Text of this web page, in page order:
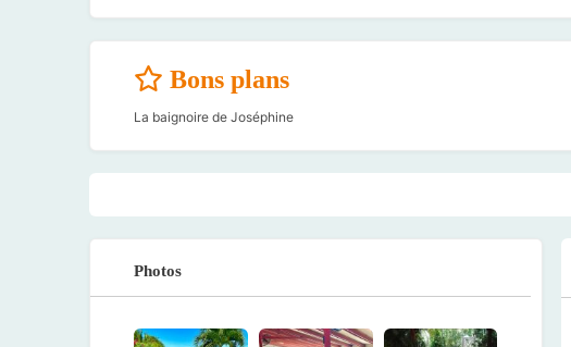
Bons plans
La baignoire de Joséphine
Photos